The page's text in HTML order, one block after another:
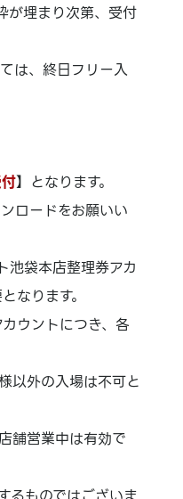
が埋まり次第、受付
は、終日フリー入
】となります。
ロードをお願いい
池袋本店整理券アカ
なります。
ウントにつき、各
以外の入場は不可と
舗営業中は有効で